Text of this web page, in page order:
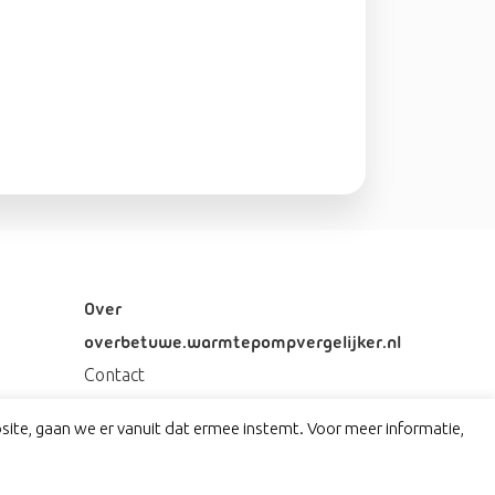
Over
overbetuwe.warmtepompvergelijker.nl
Contact
Disclaimer
gaan we er vanuit dat ermee instemt. Voor meer informatie,